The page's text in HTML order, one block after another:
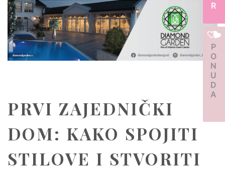
PONUDA
PRVI ZAJEDNIČKI
DOM: KAKO SPOJITI
STILOVE I STVORITI